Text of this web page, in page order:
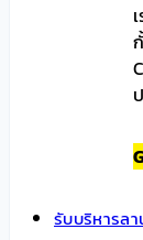
รับบริหารล